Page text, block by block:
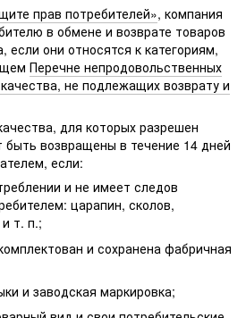
прав потребителей», компания
в обмене и возврате товаров
они относятся к категориям,
Перечне непродовольственных
не подлежащих возврату и
для которых разрешен
быть возвращены в течение 14 дней
если:
и не имеет следов
царапин, сколов,
т. п.;
и сохранена фабричная
и заводская маркировка;